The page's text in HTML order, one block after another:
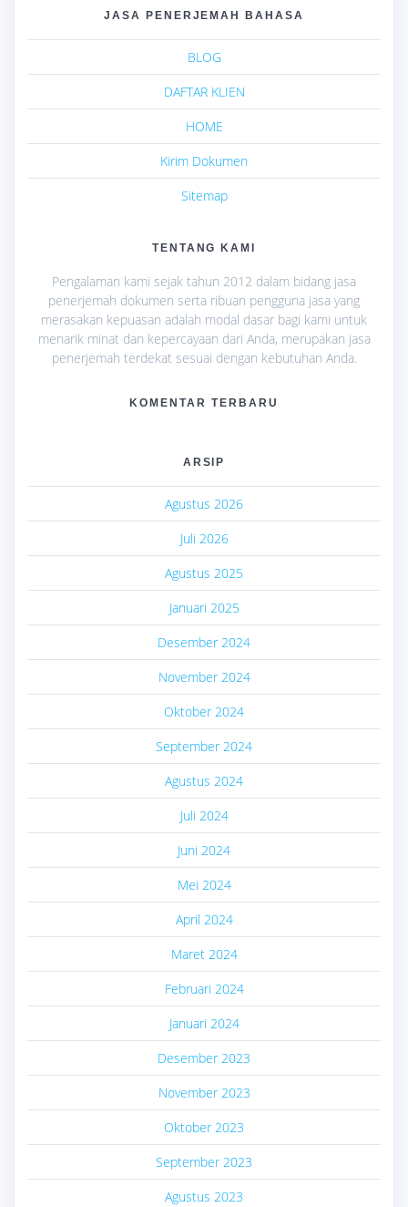
JASA PENERJEMAH BAHASA
BLOG
DAFTAR KLIEN
HOME
Kirim Dokumen
Sitemap
TENTANG KAMI
Pengalaman kami sejak tahun 2012 dalam bidang jasa
penerjemah dokumen serta ribuan pengguna jasa yang
merasakan kepuasan adalah modal dasar bagi kami untuk
menarik minat dan kepercayaan dari Anda, merupakan jasa
penerjemah terdekat sesuai dengan kebutuhan Anda.
KOMENTAR TERBARU
ARSIP
Agustus 2026
Juli 2026
Agustus 2025
Januari 2025
Desember 2024
November 2024
Oktober 2024
September 2024
Agustus 2024
Juli 2024
Juni 2024
Mei 2024
April 2024
Maret 2024
Februari 2024
Januari 2024
Desember 2023
November 2023
Oktober 2023
September 2023
Agustus 2023